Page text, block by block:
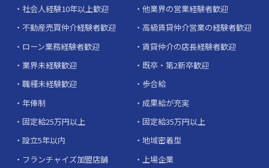
社会人経験10年以上歓迎
他業界の営業経験者歓迎
不動産売買仲介経験者歓迎
高級賃貸仲介営業の経験者歓迎
ローン業務経験者歓迎
賃貸仲介の店長経験者歓迎
業界未経験歓迎
既卒・第2新卒歓迎
職種未経験歓迎
歩合給
年俸制
成果給が充実
固定給25万円以上
固定給35万円以上
設立5年以内
地域密着型
フランチャイズ加盟店舗
上場企業